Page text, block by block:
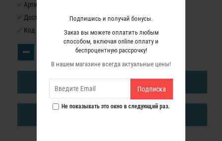
Подпишись и получай бонусы.
Заказ вы можете оплатить любым
способом, включая online оплату и
беспроцентную рассрочку!
В нашем магазине всегда актуальные цены!
Подписка
Не показывать это окно в следующий раз.
Артикул:
Доступность: Нет в наличии
Код товара: 1204186